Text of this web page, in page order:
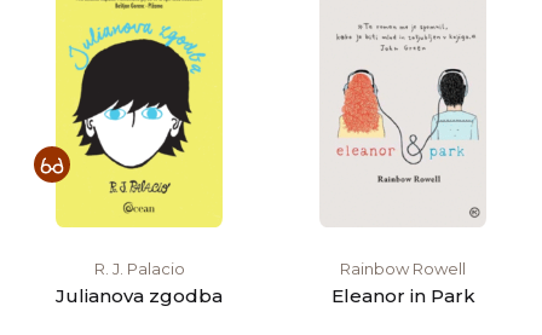
R. J. Palacio
Julianova zgodba
Rainbow Rowell
Eleanor in Park